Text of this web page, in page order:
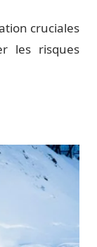
cruciales
les risques